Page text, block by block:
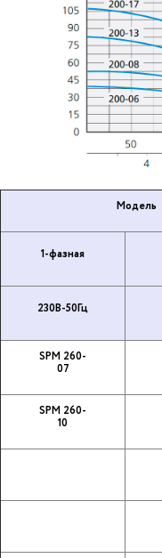
Модель
1-фазная
230В-50Гц
SPM 260-
07
SPM 260-
10